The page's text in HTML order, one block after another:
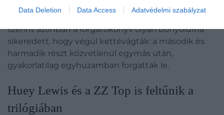
Data Deletion Data Access Adatvédelmi szabályzat
bár a készítők nem voltak biztosak a folytatásban, a
stúdió ragaszkodott a második részhez. A hírek
szerint azonban a forgatókönyv olyan bonyolultra
sikeredett, hogy végül kettévágták: a második és
harmadik részt közvetlenül egymás után,
gyakorlatilag egyhuzamban forgatták le.
Huey Lewis és a ZZ Top is feltűnik a
trilógiában